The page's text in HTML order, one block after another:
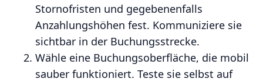
Stornofristen und gegebenenfalls
Anzahlungshöhen fest. Kommuniziere sie
sichtbar in der Buchungsstrecke.
Wähle eine Buchungsoberfläche, die mobil
sauber funktioniert. Teste sie selbst auf